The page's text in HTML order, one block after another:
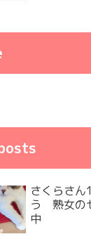
さくらさん
う 熟女の
中